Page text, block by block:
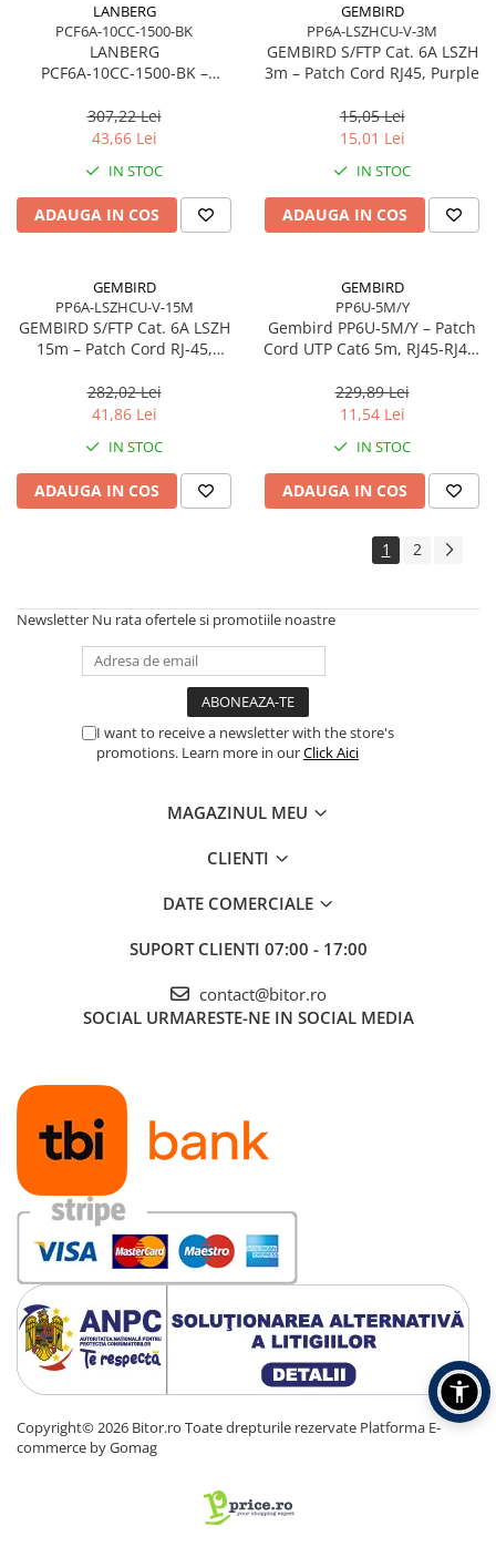
LANBERG
PCF6A-10CC-1500-BK
LANBERG
PCF6A‑10CC‑1500‑BK –
CCA, 15m, Negru
307,22 Lei
43,66 Lei
IN STOC
ADAUGA IN COS
GEMBIRD
PP6A-LSZHCU-V-3M
GEMBIRD S/FTP Cat. 6A LSZH
3m – Patch Cord RJ45, Purple
15,05 Lei
15,01 Lei
IN STOC
ADAUGA IN COS
GEMBIRD
PP6A-LSZHCU-V-15M
GEMBIRD S/FTP Cat. 6A LSZH
15m – Patch Cord RJ‑45,
282,02 Lei
41,86 Lei
IN STOC
ADAUGA IN COS
GEMBIRD
PP6U-5M/Y
Gembird PP6U‑5M/Y – Patch
Cord UTP Cat6 5m, RJ45‑RJ45,
229,89 Lei
11,54 Lei
IN STOC
ADAUGA IN COS
1 2
Newsletter Nu rata ofertele si promotiile noastre
I want to receive a newsletter with the store's
promotions. Learn more in ourClick Aici
MAGAZINUL MEU
CLIENTI
DATE COMERCIALE
SUPORT CLIENTI 07:00 - 17:00
contact@bitor.ro
SOCIAL URMARESTE-NE IN SOCIAL MEDIA
Copyright© 2026 Bitor.ro Toate drepturile rezervate Platforma E-
commerce by Gomag